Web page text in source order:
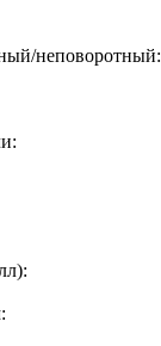
неповоротный: